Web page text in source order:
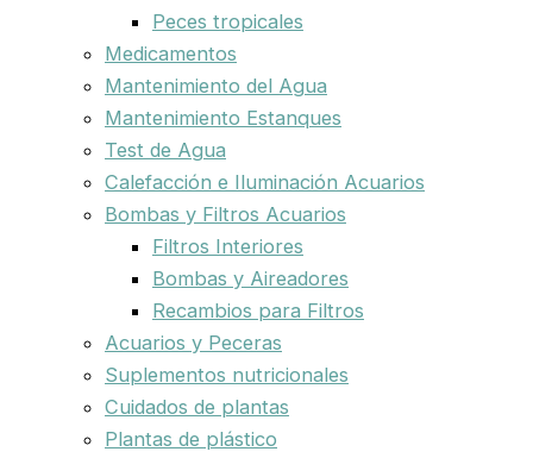
Peces tropicales
Medicamentos
Mantenimiento del Agua
Mantenimiento Estanques
Test de Agua
Calefacción e Iluminación Acuarios
Bombas y Filtros Acuarios
Filtros Interiores
Bombas y Aireadores
Recambios para Filtros
Acuarios y Peceras
Suplementos nutricionales
Cuidados de plantas
Plantas de plástico